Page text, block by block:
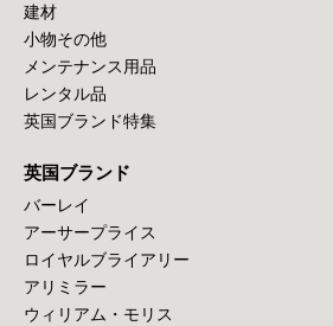
建材
小物その他
メンテナンス用品
レンタル品
英国ブランド特集
英国ブランド
バーレイ
アーサープライス
ロイヤルブライアリー
アリミラー
ウィリアム・モリス